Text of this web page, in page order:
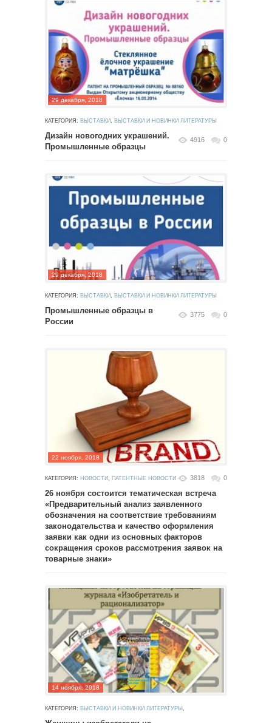
29 декабря, 2018
КАТЕГОРИЯ: ВЫСТАВКИ ВЫСТАВКИ И НОВИНКИ ЛИТЕРАТУРЫ
4916 0
Дизайн новогодних украшений.
Промышленные образцы
29 декабря, 2018
КАТЕГОРИЯ: ВЫСТАВКИ ВЫСТАВКИ И НОВИНКИ ЛИТЕРАТУРЫ
3775 0
Промышленные образцы в
России
22 ноября, 2018
КАТЕГОРИЯ: НОВОСТИ, ПАТЕНТНЫЕ НОВОСТИ 3818 0
26 ноября состоится тематическая встреча
«Предварительный анализ заявленного
обозначения на соответствие требованиям
законодательства и качество оформления
заявки как одни из основных факторов
сокращения сроков рассмотрения заявок на
товарные знаки»
14 ноября, 2018
КАТЕГОРИЯ: ВЫСТАВКИ И НОВИНКИ ЛИТЕРАТУРЫ